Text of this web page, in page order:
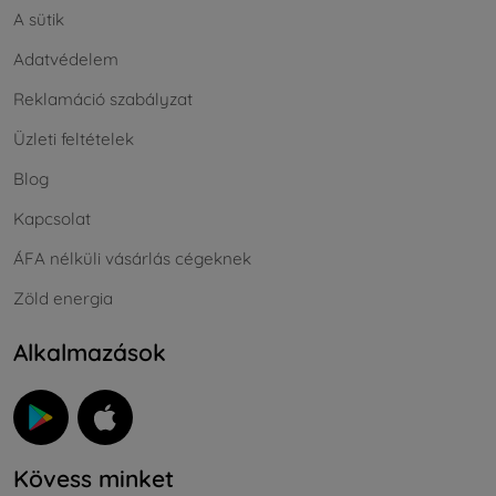
A sütik
Adatvédelem
Reklamáció szabályzat
Üzleti feltételek
Blog
Kapcsolat
ÁFA nélküli vásárlás cégeknek
Zöld energia
Alkalmazások
Kövess minket